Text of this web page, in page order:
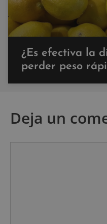
¿Es efectiva la
perder peso
Deja un